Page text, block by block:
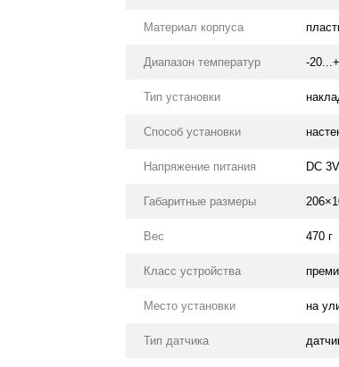
Материал корпуса
Диапазон температур -
Тип установки
Способ установки
Напряжение питания DC 3V
Габаритные размеры
Вес 470 г
Класс устройства
Место установки на
Тип датчика